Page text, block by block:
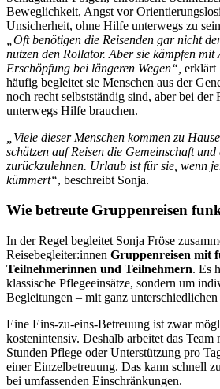
Beweglichkeit, Angst vor
Unsicherheit, ohne Hilfe unterwegs zu
„Oft benötigen die Reisenden gar nicht
nutzen den Rollator. Aber sie kämpfen mit
Erschöpfung bei längeren Wegen“, erklärt
häufig begleitet sie Menschen aus der
noch recht selbstständig sind, aber bei der
unterwegs Hilfe brauchen.
„Viele dieser Menschen kommen zu
schätzen auf Reisen die Gemeinschaft
zurückzulehnen. Urlaub ist für sie, wenn
kümmert“, beschreibt Sonja.
Wie betreute Gruppenreisen
In der Regel begleitet Sonja Fröse
Reisebegleiter:innen Gruppenreisen mit
Teilnehmerinnen und Teilnehmern. Es
klassische Pflegeeinsätze, sondern um
Begleitungen – mit ganz
Eine Eins-zu-eins-Betreuung ist zwar
kostenintensiv. Deshalb arbeitet das
Stunden Pflege oder Unterstützung pro
einer Einzelbetreuung. Das kann schnell
bei umfassenden Einschränkungen.